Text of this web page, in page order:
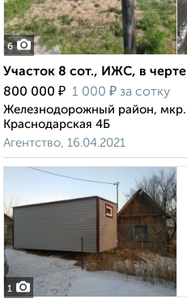
6
Участок 8 сот., ИЖС, в
800 000 ₽ 1 000 ₽ за сотку
Железнодорожный район,
Краснодарская 4Б
Агентство, 16.04.2021
1